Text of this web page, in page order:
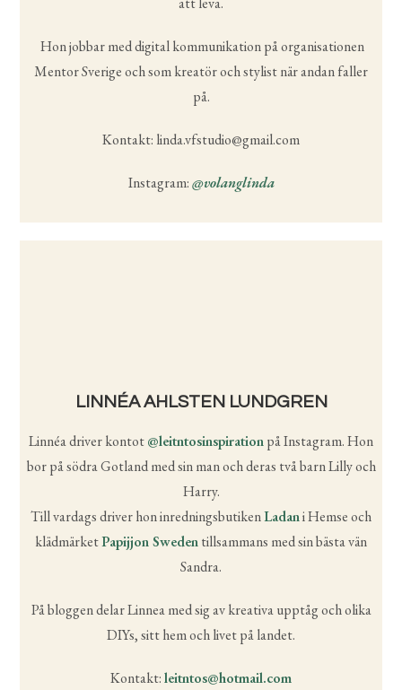
Hon jobbar med digital kommunikation på organisationen
Mentor Sverige och som kreatör och stylist när andan faller
på.
Kontakt: linda.vfstudio@gmail.com
Instagram:@volanglinda
LINNÉA AHLSTEN LUNDGREN
Linnéa driver kontot@leitntosinspirationpå Instagram. Hon
bor på södra Gotland med sin man och deras två barn Lilly och
Harry.
Till vardags driver hon inredningsbutikenLadani Hemse och
klädmärketPapijjon Swedentillsammans med sin bästa vän
Sandra.
På bloggen delar Linnea med sig av kreativa upptåg och olika
DIYs, sitt hem och livet på landet.
Kontakt:leitntos@hotmail.com